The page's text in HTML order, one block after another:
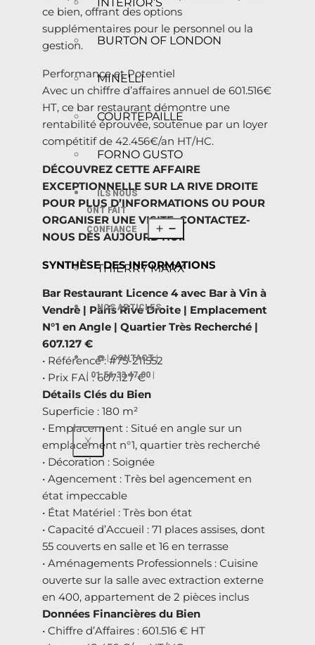
BURTON OF LONDON
MINELLI
COURTEPAILLE
FORNO GUSTO
ILS NOUS
ONT FAIT
CONFIANCE
THIERRY MARX
NOS ARTICLES
☎️ | CONTACT |
| 01.56.33 47.00 |
X
ce bien, offrant des options
supplémentaires pour le personnel ou la
gestion.
Performance et Potentiel
Avec un chiffre d’affaires annuel de 601.516€
HT, ce bar restaurant démontre une
rentabilité éprouvée, soutenue par un loyer
compétitif de 42.456€/an HT/HC.
DÉCOUVREZ CETTE AFFAIRE
EXCEPTIONNELLE SUR LA RIVE DROITE
POUR PLUS D’INFORMATIONS OU POUR
ORGANISER UNE VISITE, CONTACTEZ-
NOUS DÈS AUJOURD’HUI.
SYNTHÈSE DES INFORMATIONS
Bar Restaurant Licence 4 avec Bar à Vin à
Vendre | Paris Rive Droite | Emplacement
N°1 en Angle | Quartier Très Recherché |
607.127 €
• Référence : #75-211552
• Prix FAI : 607.127 €
Détails Clés du Bien
Superficie : 180 m²
• Emplacement : Situé en angle sur un
emplacement n°1, quartier très recherché
• Décoration : Soignée
• Agencement : Très bel agencement en
état impeccable
• État Matériel : Très bon état
• Capacité d’Accueil : 71 places assises, dont
55 couverts en salle et 16 en terrasse
• Aménagements Professionnels : Cuisine
ouverte sur la salle avec extraction externe
en 400, appartement de 2 pièces inclus
Données Financières du Bien
• Chiffre d’Affaires : 601.516 € HT